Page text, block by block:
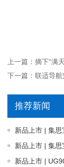
下一篇：联适导
推荐新闻
新品上市 | 集
新品上市 | 集
新品上市 |